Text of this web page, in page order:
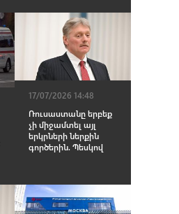
17/07/2026 14:48
Ռուսաստանը երբեք
չի միջամտել այլ
երկրների ներքին
գործերին. Պեսկով